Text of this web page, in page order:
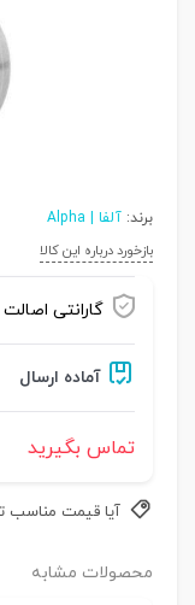
برند: آلفا | Alpha
بازخورد درباره این کالا
گارانتی
آماده ارسال
تماس بگیرید
آیا قیمت مناسب
محصولات مشابه